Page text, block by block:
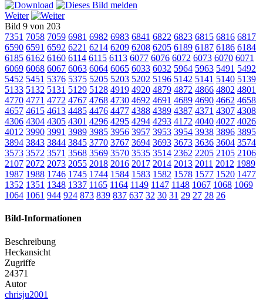
Weiter
Bild 9 von 203
7351 7058 7059 6981 6982 6983 6841 6822 6823 6815 6816 6817
6590 6591 6592 6221 6214 6209 6208 6205 6189 6187 6186 6184
6185 6162 6160 6114 6115 6113 6077 6076 6072 6073 6070 6071
6069 6068 6067 6063 6064 6065 6033 6032 5964 5963 5491 5492
5452 5451 5376 5375 5205 5203 5202 5196 5142 5141 5140 5139
5133 5132 5131 5129 5128 4919 4920 4879 4872 4866 4802 4801
4770 4771 4772 4767 4768 4730 4692 4691 4689 4690 4662 4658
4657 4615 4613 4485 4476 4477 4388 4389 4387 4371 4307 4308
4306 4304 4305 4301 4296 4295 4294 4293 4172 4040 4027 4026
4012 3990 3991 3989 3985 3956 3957 3953 3954 3938 3896 3895
3894 3843 3844 3845 3770 3767 3694 3693 3673 3636 3604 3574
3573 3572 3571 3568 3569 3570 3535 3514 2362 2205 2105 2106
2107 2072 2073 2055 2018 2016 2017 2014 2013 2011 2012 1989
1987 1988 1746 1745 1744 1584 1583 1582 1578 1577 1520 1477
1352 1351 1348 1337 1165 1164 1149 1147 1148 1067 1068 1069
1064 1061 944 924 873 839 837 637 32 30 31 29 27 28 26
Bild-Informationen
Beschreibung
Heckansicht
Zugriffe
24371
Autor
chrisju2001